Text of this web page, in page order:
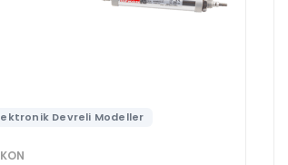
Devreli Modeller